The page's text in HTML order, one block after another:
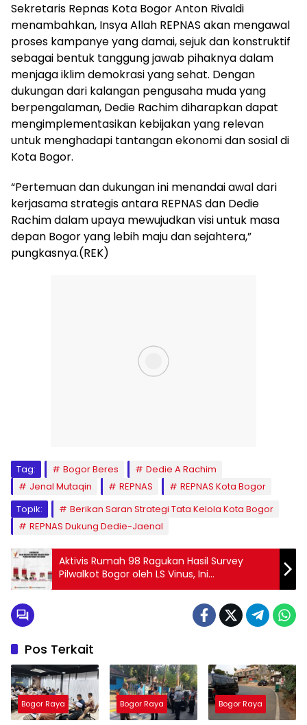
Sekretaris Repnas Kota Bogor Anton Rivaldi
menambahkan, Insya Allah REPNAS akan mengawal
proses kampanye yang damai, sejuk dan konstruktif
sebagai bentuk tanggung jawab pihaknya dalam
menjaga iklim demokrasi yang sehat. Dengan
dukungan dari kalangan pengusaha muda yang
berpengalaman, Dedie Rachim diharapkan dapat
mengimplementasikan kebijakan yang relevan
untuk menghadapi tantangan ekonomi dan sosial di
Kota Bogor.
“Pertemuan dan dukungan ini menandai awal dari
kerjasama strategis antara REPNAS dan Dedie
Rachim dalam upaya mewujudkan visi untuk masa
depan Bogor yang lebih maju dan sejahtera,”
pungkasnya.(REK)
Tag: Bogor Beres
Dedie A Rachim
Jenal Mutaqin
REPNAS
REPNAS Kota Bogor
Topik:
Berikan Saran Strategi Tata Kelola Kota Bogor
REPNAS Dukung Dedie-Jaenal
Aktivis Rumah 98 Ragukan Hasil Survey
Pilwalkot Bogor oleh LS Vinus, Ini
Penjelasannya
Pos Terkait
Bogor Raya Bogor Raya Bogor Raya